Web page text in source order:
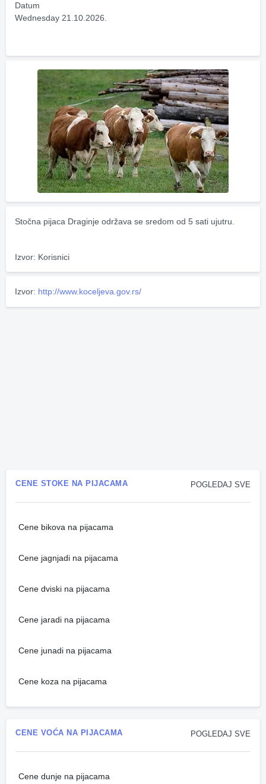
Datum
Wednesday 21.10.2026.
Stočna pijaca Draginje održava se sredom od 5 sati ujutru.
Izvor: Korisnici
Izvor: http://www.koceljeva.gov.rs/
POGLEDAJ SVE
CENE STOKE NA PIJACAMA
Cene bikova na pijacama
Cene jagnjadi na pijacama
Cene dviski na pijacama
Cene jaradi na pijacama
Cene junadi na pijacama
Cene koza na pijacama
POGLEDAJ SVE
CENE VOĆA NA PIJACAMA
Cene dunje na pijacama